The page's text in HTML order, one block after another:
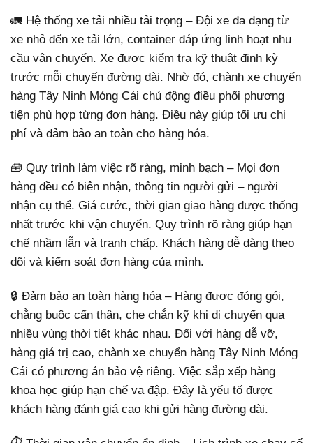
🚛 Hệ thống xe tải nhiều tải trọng – Đội xe đa dạng từ
xe nhỏ đến xe tải lớn, container đáp ứng linh hoạt nhu
cầu vận chuyển. Xe được kiểm tra kỹ thuật định kỳ
trước mỗi chuyến đường dài. Nhờ đó, chành xe chuyển
hàng Tây Ninh Móng Cái chủ động điều phối phương
tiện phù hợp từng đơn hàng. Điều này giúp tối ưu chi
phí và đảm bảo an toàn cho hàng hóa.
🧰 Quy trình làm việc rõ ràng, minh bạch – Mọi đơn
hàng đều có biên nhận, thông tin người gửi – người
nhận cụ thể. Giá cước, thời gian giao hàng được thống
nhất trước khi vận chuyển. Quy trình rõ ràng giúp hạn
chế nhầm lẫn và tranh chấp. Khách hàng dễ dàng theo
dõi và kiểm soát đơn hàng của mình.
🔒 Đảm bảo an toàn hàng hóa – Hàng được đóng gói,
chằng buộc cẩn thận, che chắn kỹ khi di chuyển qua
nhiều vùng thời tiết khác nhau. Đối với hàng dễ vỡ,
hàng giá trị cao, chành xe chuyển hàng Tây Ninh Móng
Cái có phương án bảo vệ riêng. Việc sắp xếp hàng
khoa học giúp hạn chế va đập. Đây là yếu tố được
khách hàng đánh giá cao khi gửi hàng đường dài.